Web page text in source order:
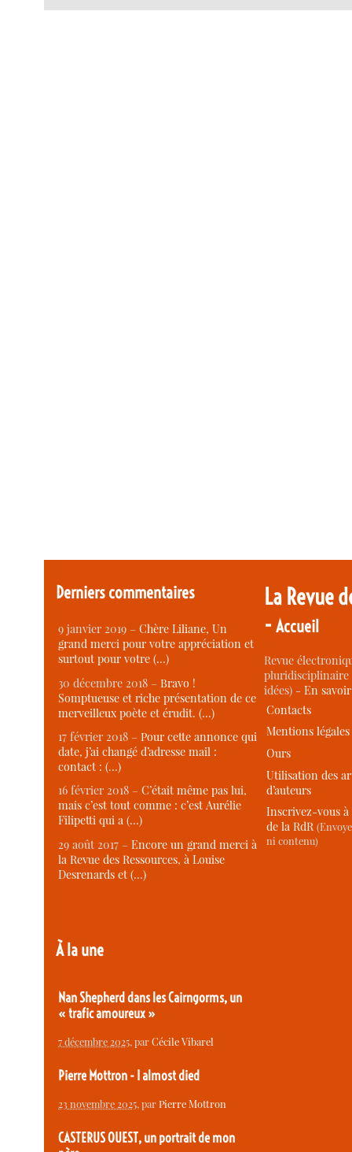
Derniers commentaires
9 janvier 2019 –Chère Liliane, Un
grand merci pour votre appréciation et
surtout pour votre (…)
30 décembre 2018 –Bravo !
Somptueuse et riche présentation de ce
merveilleux poète et érudit. (…)
17 février 2018 –Pour cette annonce qui
date, j’ai changé d’adresse mail :
contact : (…)
16 février 2018 –C’était même pas lui,
mais c’est tout comme : c’est Aurélie
Filipetti qui a (…)
29 août 2017 –Encore un grand merci à
la Revue des Ressources, à Louise
Desrenards et (…)
À la une
Nan Shepherd dans les Cairngorms, un
« trafic amoureux »
7 décembre 2025, parCécile Vibarel
Pierre Mottron - I almost died
23 novembre 2025, parPierre Mottron
CASTERUS OUEST, un portrait de mon
La Revue
-Accueil
Revue
idées) -En
Contacts
Mentions légales
Ours
Utilisation des
d’auteurs
Inscrivez-vous
de la RdR
ni contenu)